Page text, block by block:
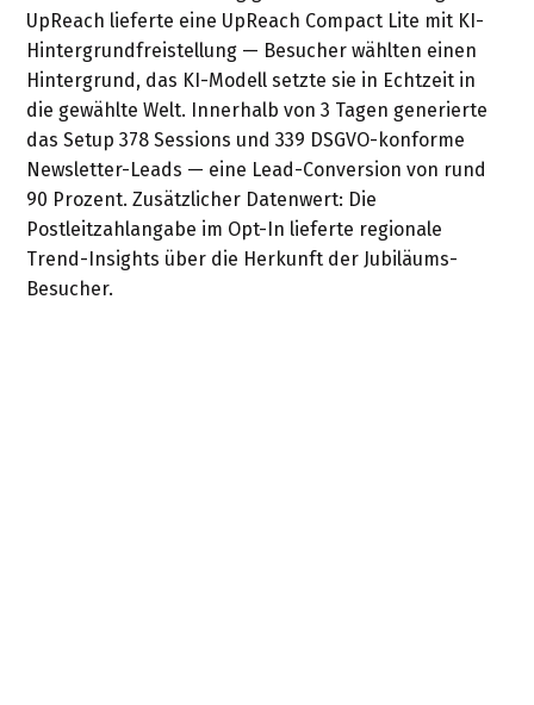
UpReach lieferte eine UpReach Compact Lite mit KI-
Hintergrundfreistellung — Besucher wählten einen
Hintergrund, das KI-Modell setzte sie in Echtzeit in
die gewählte Welt. Innerhalb von 3 Tagen generierte
das Setup 378 Sessions und 339 DSGVO-konforme
Newsletter-Leads — eine Lead-Conversion von rund
90 Prozent. Zusätzlicher Datenwert: Die
Postleitzahlangabe im Opt-In lieferte regionale
Trend-Insights über die Herkunft der Jubiläums-
Besucher.